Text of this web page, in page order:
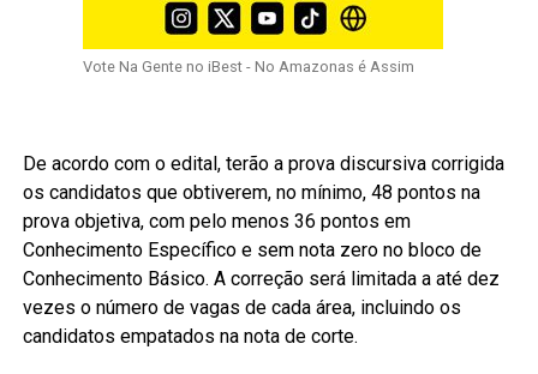
Vote Na Gente no iBest - No Amazonas é Assim
De acordo com o edital, terão a prova discursiva corrigida
os candidatos que obtiverem, no mínimo, 48 pontos na
prova objetiva, com pelo menos 36 pontos em
Conhecimento Específico e sem nota zero no bloco de
Conhecimento Básico. A correção será limitada a até dez
vezes o número de vagas de cada área, incluindo os
candidatos empatados na nota de corte.